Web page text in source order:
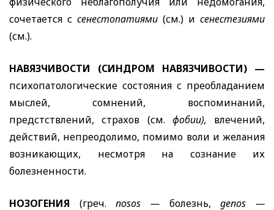
сочетается с сенестопатиями (см.) и сенестезиями
(см.).
НАВЯЗЧИВОСТИ (СИНДРОМ НАВЯЗЧИВОСТИ) —
психопатологические состояния с преобладанием
мыслей, сомнений, воспоминаний,
предстствлений, страхов (см. фобии), влечений,
действий, непреодолимо, помимо воли и желания
возникающих, несмотря на сознание их
болезненности.
НОЗОГЕНИЯ (греч.nosos — болезнь,genos —